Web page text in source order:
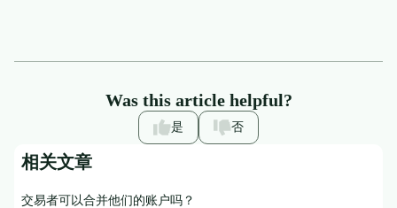
Was this article helpful?
是 否
相关文章
交易者可以合并他们的账户吗？